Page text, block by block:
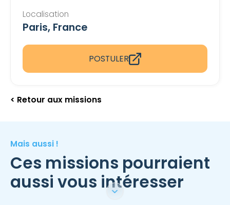
Localisation
Paris, France
POSTULER
< Retour aux missions
Mais aussi !
Ces missions pourraient
aussi vous intéresser